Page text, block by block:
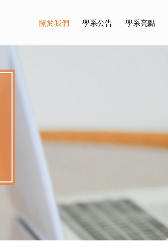
關於我們 學系公告 學系亮點